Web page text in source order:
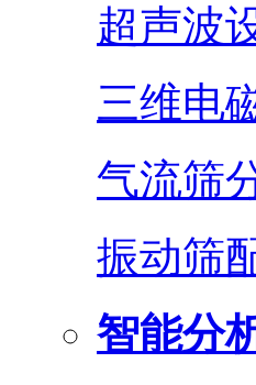
超声波
三维电
气流筛
振动筛
智能分